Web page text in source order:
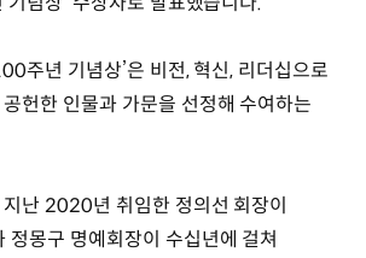
주년 기념상’은 비전, 혁신, 리더십으로
헌한 인물과 가문을 선정해 수여하는
난 2020년 취임한 정의선 회장이
정몽구 명예회장이 수십년에 걸쳐